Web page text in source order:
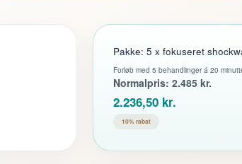
Pakke: 5 x fokuseret
Forløb med 5 behandlinger á 20
Normalpris: 2.485 kr.
2.236,50 kr.
10% rabat